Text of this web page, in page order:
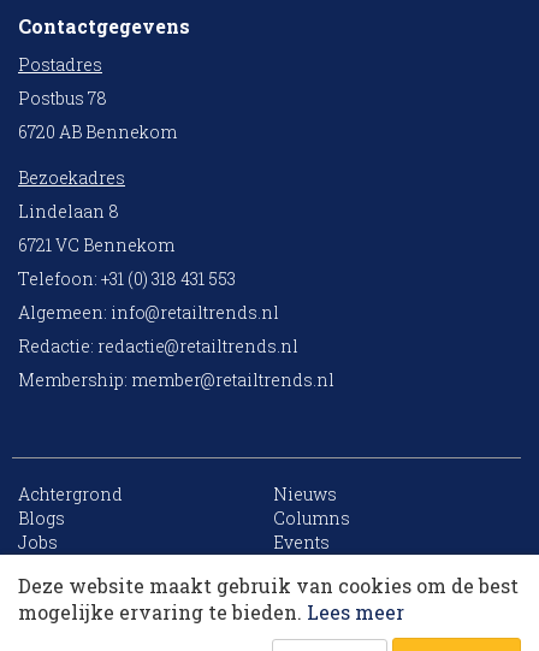
Contactgegevens
Postadres
Postbus 78
6720 AB Bennekom
Bezoekadres
Lindelaan 8
6721 VC Bennekom
Telefoon: +31 (0) 318 431 553
Algemeen: info@retailtrends.nl
Redactie: redactie@retailtrends.nl
Membership: member@retailtrends.nl
Achtergrond
Nieuws
Blogs
Columns
Jobs
Events
Archief
Sitemap
Deze website maakt gebruik van cookies om de best
mogelijke ervaring te bieden. Lees meer
10 collega’s
Korting op events